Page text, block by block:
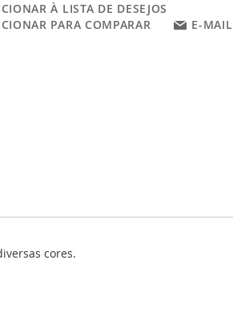
À LISTA DE DESEJOS
PARA COMPARAR
E-MAIL
cores.